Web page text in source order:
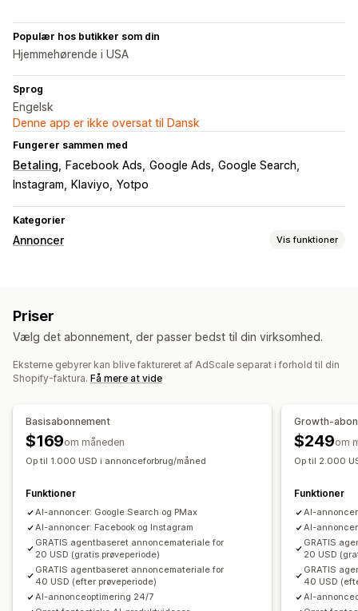
Populær hos butikker som din
Hjemmehørende i USA
Sprog
Engelsk
Denne app er ikke oversat til Dansk
Fungerer sammen med
Betaling Facebook Ads Google Ads Google Search
Instagram
Klaviyo Yotpo
Kategorier
Annoncer Vis funktioner
Tilpassede målgrupper
Optimering med kunstig intelligens
Videoannoncer
Effektivitetsanalyse
Sporing af ydeevne Annonceforbrug
Kontrolpaneler
Antal visninger
Priser
Vælg det abonnement, der passer bedst til din virksomhed.
Eksterne gebyrer kan blive faktureret af AdScale separat i forhold til din
Shopify-faktura. Få mere at vide
Basisabonnement
$169om måneden
Op til 1.000 USD i annonceforbrug/måned
Funktioner
AI-annoncer: Google Search og PMax
AI-annoncer: Facebook og Instagram
GRATIS agentbaseret annoncemateriale for
20 USD (gratis prøveperiode)
GRATIS agentbaseret annoncemateriale for
40 USD (efter prøveperiode)
AI-annonceoptimering 24/7
Growth-
$249om
Op til 2.000
Funktioner
AI-
AI-
GRATIS
20 USD
GRATIS
40 USD
AI-